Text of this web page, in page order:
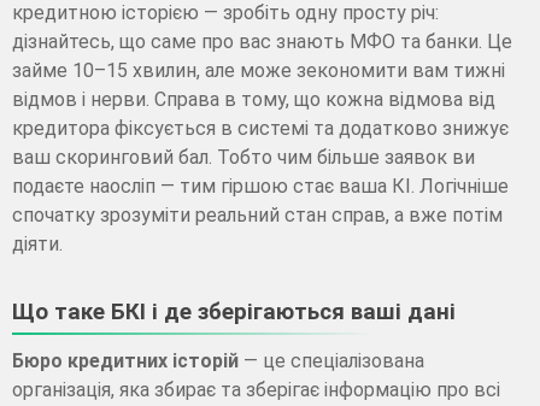
кредитною історією — зробіть одну просту річ:
дізнайтесь, що саме про вас знають МФО та банки. Це
займе 10–15 хвилин, але може зекономити вам тижні
відмов і нерви. Справа в тому, що кожна відмова від
кредитора фіксується в системі та додатково знижує
ваш скоринговий бал. Тобто чим більше заявок ви
подаєте наосліп — тим гіршою стає ваша КІ. Логічніше
спочатку зрозуміти реальний стан справ, а вже потім
діяти.
Що таке БКІ і де зберігаються ваші дані
Бюро кредитних історій — це спеціалізована
організація, яка збирає та зберігає інформацію про всі